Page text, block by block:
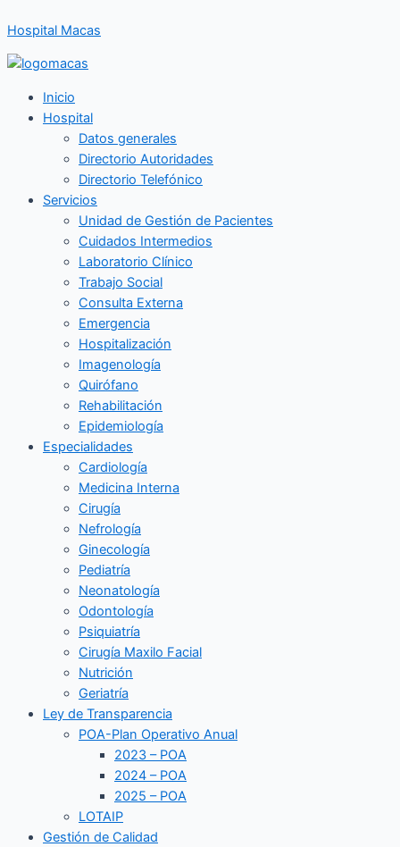
al
contenido
Hospital Macas
Inicio
Hospital
Datos generales
Directorio Autoridades
Directorio Telefónico
Servicios
Unidad de Gestión de Pacientes
Cuidados Intermedios
Laboratorio Clínico
Trabajo Social
Consulta Externa
Emergencia
Hospitalización
Imagenología
Quirófano
Rehabilitación
Epidemiología
Especialidades
Cardiología
Medicina Interna
Cirugía
Nefrología
Ginecología
Pediatría
Neonatología
Odontología
Psiquiatría
Cirugía Maxilo Facial
Nutrición
Geriatría
Ley de Transparencia
POA-Plan Operativo Anual
2023 – POA
2024 – POA
2025 – POA
LOTAIP
Gestión de Calidad